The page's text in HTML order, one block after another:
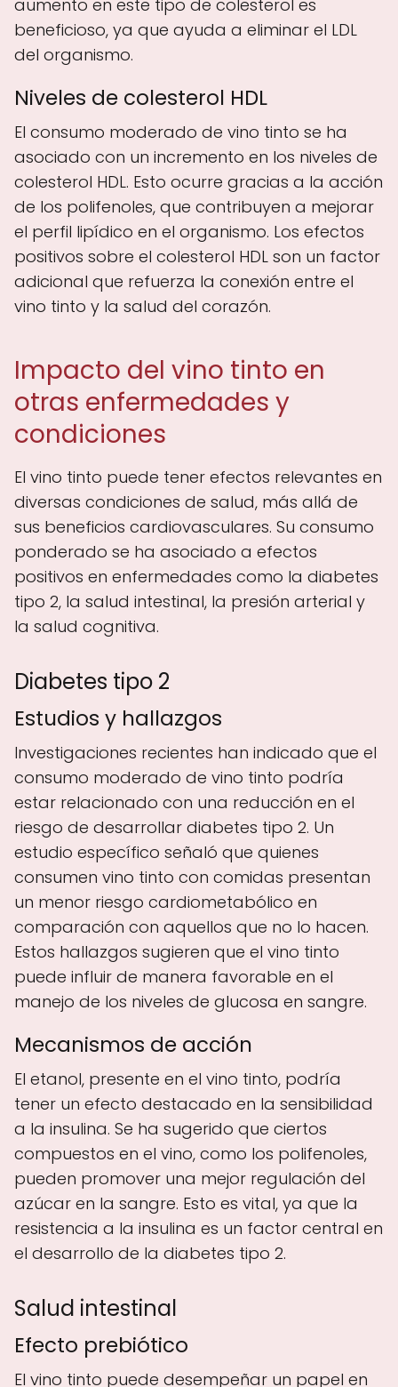
aumento en este tipo de colesterol es
beneficioso, ya que ayuda a eliminar el LDL
del organismo.
Niveles de colesterol HDL
El consumo moderado de vino tinto se ha
asociado con un incremento en los niveles de
colesterol HDL. Esto ocurre gracias a la acción
de los polifenoles, que contribuyen a mejorar
el perfil lipídico en el organismo. Los efectos
positivos sobre el colesterol HDL son un factor
adicional que refuerza la conexión entre el
vino tinto y la salud del corazón.
Impacto del vino tinto en
otras enfermedades y
condiciones
El vino tinto puede tener efectos relevantes en
diversas condiciones de salud, más allá de
sus beneficios cardiovasculares. Su consumo
ponderado se ha asociado a efectos
positivos en enfermedades como la diabetes
tipo 2, la salud intestinal, la presión arterial y
la salud cognitiva.
Diabetes tipo 2
Estudios y hallazgos
Investigaciones recientes han indicado que el
consumo moderado de vino tinto podría
estar relacionado con una reducción en el
riesgo de desarrollar diabetes tipo 2. Un
estudio específico señaló que quienes
consumen vino tinto con comidas presentan
un menor riesgo cardiometabólico en
comparación con aquellos que no lo hacen.
Estos hallazgos sugieren que el vino tinto
puede influir de manera favorable en el
manejo de los niveles de glucosa en sangre.
Mecanismos de acción
El etanol, presente en el vino tinto, podría
tener un efecto destacado en la sensibilidad
a la insulina. Se ha sugerido que ciertos
compuestos en el vino, como los polifenoles,
pueden promover una mejor regulación del
azúcar en la sangre. Esto es vital, ya que la
resistencia a la insulina es un factor central en
el desarrollo de la diabetes tipo 2.
Salud intestinal
Efecto prebiótico
El vino tinto puede desempeñar un papel en